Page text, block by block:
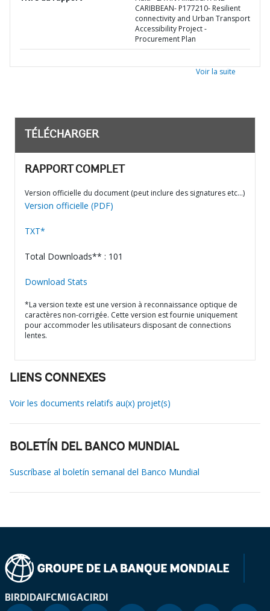
CARIBBEAN- P177210- Resilient
connectivity and Urban Transport
Accessibility Project -
Procurement Plan
Voir la suite
TÉLÉCHARGER
RAPPORT COMPLET
Version officielle du document (peut inclure des signatures etc…)
Version officielle (PDF)
TXT*
Total Downloads** : 101
Download Stats
*La version texte est une version à reconnaissance optique de
caractères non-corrigée. Cette version est fournie uniquement
pour accommoder les utilisateurs disposant de connections
lentes.
LIENS CONNEXES
Voir les documents relatifs au(x) projet(s)
BOLETÍN DEL BANCO MUNDIAL
Suscríbase al boletín semanal del Banco Mundial
BIRDIDAIFCMIGACIRDI